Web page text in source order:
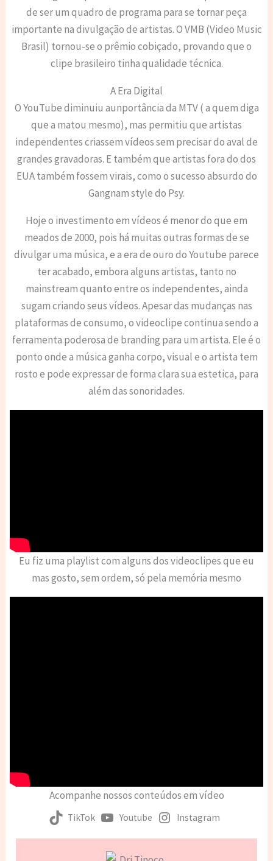
de ser um quadro de programa para se tornar peça
importante na divulgação de artistas. O VMB (Video Music
Brasil) tornou-se o prêmio cobiçado, provando que o
clipe brasileiro tinha qualidade técnica.
A Era Digital
O YouTube diminuiu aunportância da MTV ( a quem diga
que a matou mesmo), mas permitiu que artistas
independentes criassem vídeos sem precisar do aval de
grandes gravadoras. E também que artistas fora do dos
EUA também fossem virais, como o sucesso absurdo do
Gangnam style do Psy.
Hoje o investimento em vídeos é menor do que em
meados de 2000, pois há muitas outras formas de se
divulgar uma música, e a era de ouro do Youtube parece
ter acabado, embora alguns artistas, tanto no
mainstream quanto entre os independentes, ainda
sugam criando seus vídeos. Apesar das mudanças nas
plataformas de consumo, o videoclipe continua sendo a
ferramenta poderosa de branding para um artista. Ele é o
ponto onde a música ganha corpo, visual e o artista tem
rosto e pode expressar de forma clara sua estetica, para
além das sonoridades.
Eu fiz uma playlist com alguns dos videoclipes que eu
mas gosto, sem ordem, só pela memória mesmo
Acompanhe nossos conteúdos em vídeo
TikTok Youtube Instagram